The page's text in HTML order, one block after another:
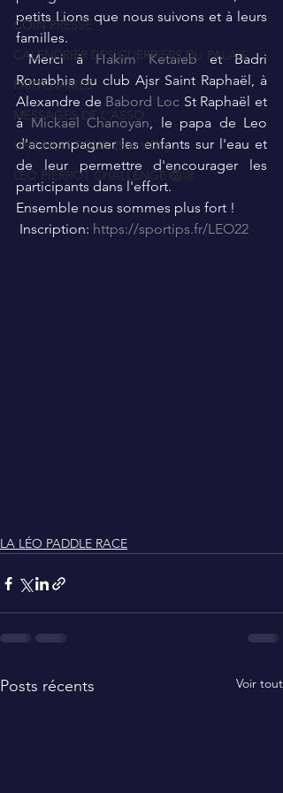
COIN PRESSE
CALENDRIER DES GUERRIERS DU PALAIS
PARTENAIRES
MESSAGES DE L'ASSO
UNE NUIT POUR 2500 VOIX
LEO PIERROT CHALLENGE 🦁🚀
petits Lions que nous suivons et à leurs
familles.
Merci à Hakim Ketaieb et Badri
Rouabhia du club Ajsr Saint Raphaël, à
Alexandre de Babord Loc St Raphaël et
à Mickaël Chanoyan, le papa de Leo
d'accompagner les enfants sur l'eau et
de leur permettre d'encourager les
participants dans l'effort.
Ensemble nous sommes plus fort !
Inscription: https://sportips.fr/LEO22
LA LÉO PADDLE RACE
Posts récents Voir tout